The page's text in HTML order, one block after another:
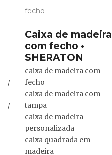
Caixa de madeira
com fecho •
SHERATON
caixa de madeira com
fecho
caixa de madeira com
tampa
caixa de madeira
personalizada
caixa quadrada em
madeira